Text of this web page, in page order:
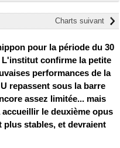
Charts suivant
pour la période du 30
L'institut confirme la petite
performances de la
repassent sous la barre
assez limitée... mais
le deuxième opus
plus stables, et devraient